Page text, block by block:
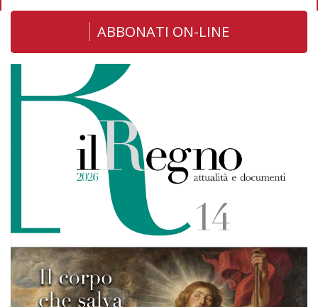
ABBONATI ON-LINE